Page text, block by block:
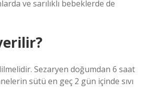
ve sarılıklı bebeklerde de
Sezaryen doğumdan 6 saat
sütü en geç 2 gün içinde sıvı